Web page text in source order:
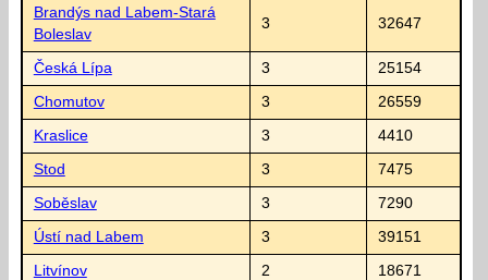
Brandýs nad Labem-Stará
Boleslav
3 32647
Česká Lípa 3 25154
Chomutov 3 26559
Kraslice 3 4410
Stod 3 7475
Soběslav 3 7290
Ústí nad Labem 3 39151
Litvínov 2 18671